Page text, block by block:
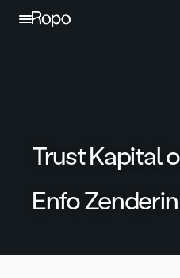
Jatka sisältöön
Trust Kapital
Enfo Zenderin